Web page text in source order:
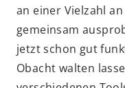
an einer Vielzahl
gemeinsam
jetzt schon gut
Obacht walten